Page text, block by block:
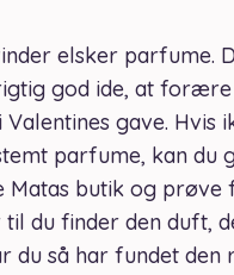
elsker parfume.
god ide, at forære
gave. Hvis
parfume, kan du
Matas butik og prøve
du finder den duft,
du så har fundet